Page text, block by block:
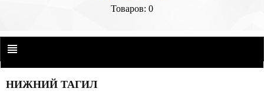
Товаров: 0
НИЖНИЙ ТАГИЛ